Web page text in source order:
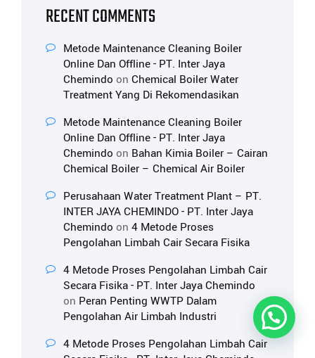
RECENT COMMENTS
Metode Maintenance Cleaning Boiler
Online Dan Offline - PT. Inter Jaya
Chemindo on Chemical Boiler Water
Treatment Yang Di Rekomendasikan
Metode Maintenance Cleaning Boiler
Online Dan Offline - PT. Inter Jaya
Chemindo on Bahan Kimia Boiler – Cairan
Chemical Boiler – Chemical Air Boiler
Perusahaan Water Treatment Plant – PT.
INTER JAYA CHEMINDO - PT. Inter Jaya
Chemindo on 4 Metode Proses
Pengolahan Limbah Cair Secara Fisika
4 Metode Proses Pengolahan Limbah Cair
Secara Fisika - PT. Inter Jaya Chemindo
on Peran Penting WWTP Dalam
Pengolahan Air Limbah Industri
4 Metode Proses Pengolahan Limbah Cair